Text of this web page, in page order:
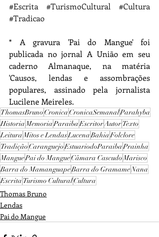
#Escrita
#TurismoCultural
#Cultura
#Tradicao
* A gravura 'Pai do Mangue' foi
publicada no jornal A União em seu
caderno Almanaque, na matéria
'Causos, lendas e assombrações
populares, assinado pela jornalista
Lucilene Meireles.
ThomasBrunoCronicaCronicaSemanalParahyba
HistoriaMemoriaParaibaEscritorAutorTexto
LeituraMitos e LendasLucenaBahiaFolclore
TradiçãoCaranguejoEstuariodoParaibaPrainha
ManguePai do MangueCâmara CascudoMarisco
Barra do MamanguapeBarra do GramameNana
Escrita Turismo CulturalCultura
Thomas Bruno
Lendas
Pai do Mangue